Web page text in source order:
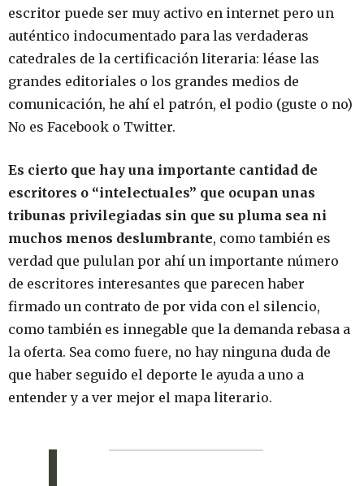
escritor puede ser muy activo en internet pero un
auténtico indocumentado para las verdaderas
catedrales de la certificación literaria: léase las
grandes editoriales o los grandes medios de
comunicación, he ahí el patrón, el podio (guste o no)
No es Facebook o Twitter.
Es cierto que hay una importante cantidad de
escritores o “intelectuales” que ocupan unas
tribunas privilegiadas sin que su pluma sea ni
muchos menos deslumbrante, como también es
verdad que pululan por ahí un importante número
de escritores interesantes que parecen haber
firmado un contrato de por vida con el silencio,
como también es innegable que la demanda rebasa a
la oferta. Sea como fuere, no hay ninguna duda de
que haber seguido el deporte le ayuda a uno a
entender y a ver mejor el mapa literario.